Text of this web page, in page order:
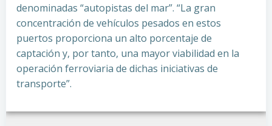
denominadas “autopistas del mar”. “La gran
concentración de vehículos pesados en estos
puertos proporciona un alto porcentaje de
captación y, por tanto, una mayor viabilidad en la
operación ferroviaria de dichas iniciativas de
transporte”.